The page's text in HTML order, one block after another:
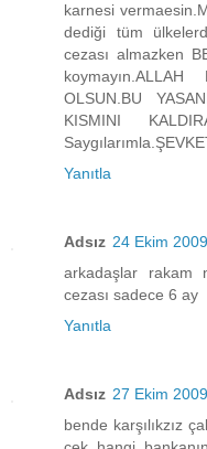
karnesi
dediği tüm
cezası almazken
OLSUN.BU
KISMINI
Yanıtla
Adsız 24 Ekim
arkadaşlar rakam
cezası sadece 6 ay
Yanıtla
Adsız 27 Ekim
bende karşılıkzız